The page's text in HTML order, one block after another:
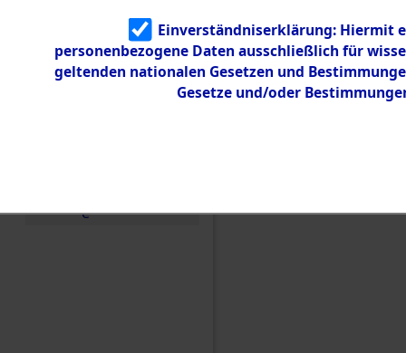
Identifizierun
5.3.3
Todesmärsch
e
Einen Kommentar
Westfalen 0012
Einverständniserklärung: Hiermit
personenbezogene Daten ausschließlich für
geltenden nationalen Gesetzen und
Gesetze und/oder